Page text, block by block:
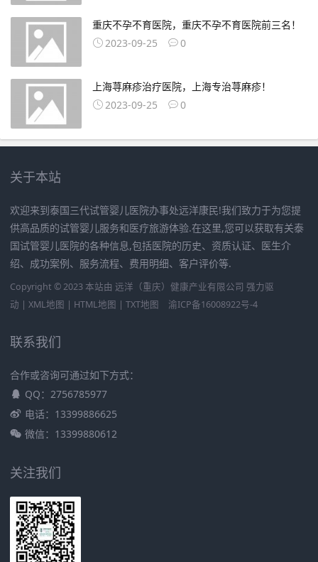
重庆不孕不育医院，重庆不孕不育医院前三名！
2023-09-25
0
上海荨麻疹治疗医院，上海专治荨麻疹！
2023-09-25
0
关于本站
欢迎来到泰国三代试管婴儿医院办事处远洋康民!我们致力于为您提
供高品质的试管婴儿服务和医疗旅游体验.在这里,您可以获取有关泰
国试管婴儿医院的各种信息,包括医院的历史、资质认证、医生介
绍、成功案例、服务流程、费用明细、客户评价等.
Copyright © 2023 本站由 远洋（重庆）健康产业有限公司 强力驱
动 | XML地图 | HTML地图 | TXT地图 渝ICP备16008922号-4
联系我们
合作或咨询可通过如下方式：
QQ：2756785977
电话：13399886625
微信：13399880612
关注我们